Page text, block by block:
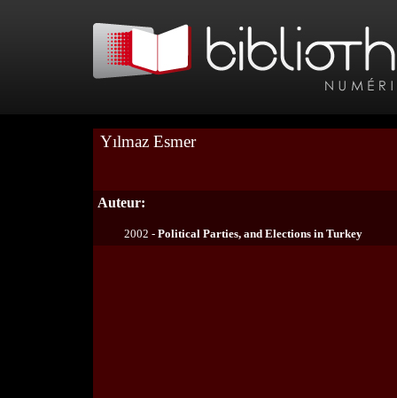
Yılmaz Esmer
Auteur:
2002 - Political Parties, and Elections in Turkey